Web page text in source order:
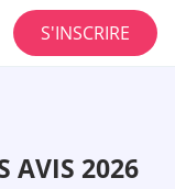
S'INSCRIRE
AVIS 2026